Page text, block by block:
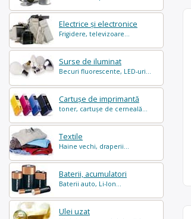
Electrice și electronice
Frigidere, televizoare...
Surse de iluminat
Becuri fluorescente, LED-uri...
Cartușe de imprimantă
toner, cartușe de cerneală...
Textile
Haine vechi, draperii...
Baterii, acumulatori
Baterii auto, Li-Ion...
Ulei uzat